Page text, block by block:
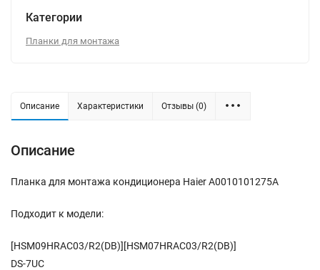
Категории
Планки для монтажа
Описание Характеристики Отзывы (0)
Описание
Планка для монтажа кондиционера Haier A0010101275A
Подходит к модели:
[HSM09HRAC03/R2(DB)][HSM07HRAC03/R2(DB)]
DS-7UC